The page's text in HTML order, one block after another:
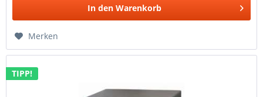
In den Warenkorb
Merken
TIPP!